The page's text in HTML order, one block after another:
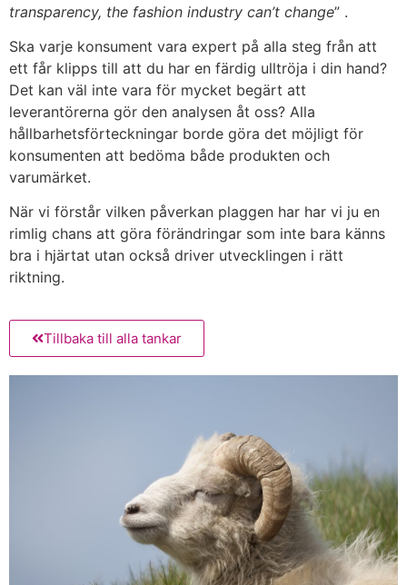
transparency, the fashion industry can’t change” .
Ska varje konsument vara expert på alla steg från att
ett får klipps till att du har en färdig ulltröja i din hand?
Det kan väl inte vara för mycket begärt att
leverantörerna gör den analysen åt oss? Alla
hållbarhetsförteckningar borde göra det möjligt för
konsumenten att bedöma både produkten och
varumärket.
När vi förstår vilken påverkan plaggen har har vi ju en
rimlig chans att göra förändringar som inte bara känns
bra i hjärtat utan också driver utvecklingen i rätt
riktning.
Tillbaka till alla tankar